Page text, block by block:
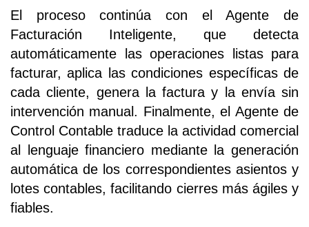
El proceso continúa con el Agente de
Facturación Inteligente, que detecta
automáticamente las operaciones listas para
facturar, aplica las condiciones específicas de
cada cliente, genera la factura y la envía sin
intervención manual. Finalmente, el Agente de
Control Contable traduce la actividad comercial
al lenguaje financiero mediante la generación
automática de los correspondientes asientos y
lotes contables, facilitando cierres más ágiles y
fiables.